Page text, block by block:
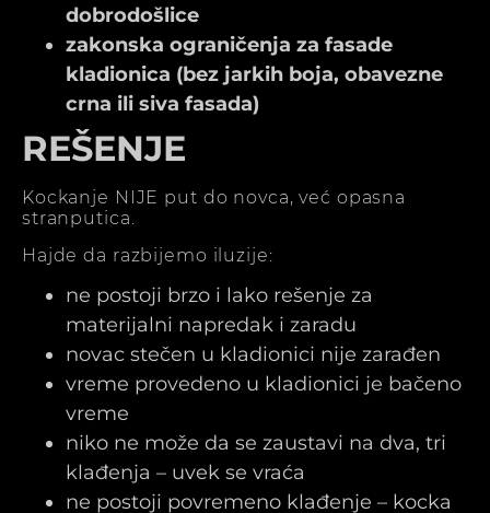
dobrodošlice
zakonska ograničenja za fasade
kladionica (bez jarkih boja, obavezne
crna ili siva fasada)
REŠENJE
Kockanje NIJE put do novca, već opasna
stranputica.
Hajde da razbijemo iluzije:
ne postoji brzo i lako rešenje za
materijalni napredak i zaradu
novac stečen u kladionici nije zarađen
vreme provedeno u kladionici je bačeno
vreme
niko ne može da se zaustavi na dva, tri
klađenja – uvek se vraća
ne postoji povremeno klađenje – kocka